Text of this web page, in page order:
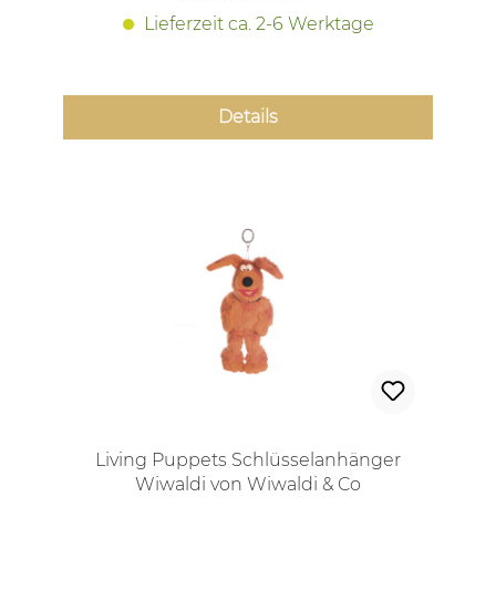
Lieferzeit ca. 2-6 Werktage
Details
Living Puppets Schlüsselanhänger
Wiwaldi von Wiwaldi & Co